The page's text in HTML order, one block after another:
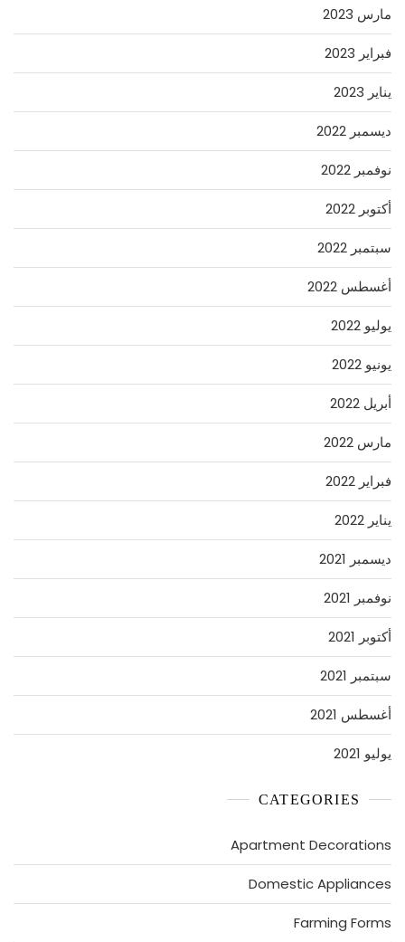
مارس 2023
فبراير 2023
يناير 2023
ديسمبر 2022
نوفمبر 2022
أكتوبر 2022
سبتمبر 2022
أغسطس 2022
يوليو 2022
يونيو 2022
أبريل 2022
مارس 2022
فبراير 2022
يناير 2022
ديسمبر 2021
نوفمبر 2021
أكتوبر 2021
سبتمبر 2021
أغسطس 2021
يوليو 2021
CATEGORIES
Apartment Decorations
Domestic Appliances
Farming Forms